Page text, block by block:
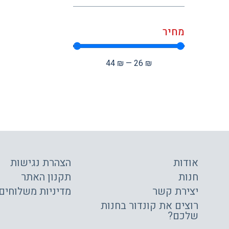
מחיר
₪
26
—
₪
44
אודות
חנות
יצירת קשר
רוצים את קונדור בחנות
שלכם?
הצהרת נגישות
תקנון האתר
מדיניות משלוחים